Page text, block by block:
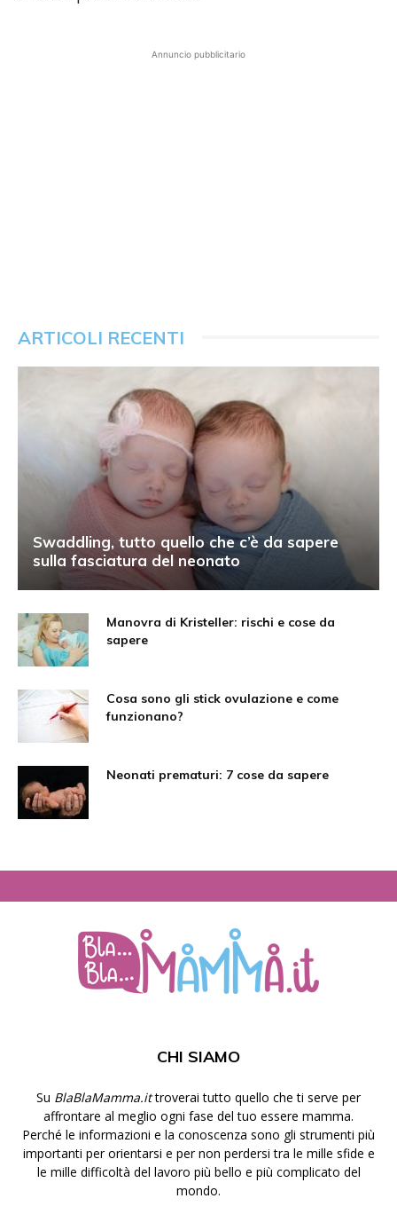
Annuncio pubblicitario
ARTICOLI RECENTI
Swaddling, tutto quello che c’è da sapere
sulla fasciatura del neonato
Manovra di Kristeller: rischi e cose da
sapere
Cosa sono gli stick ovulazione e come
funzionano?
Neonati prematuri: 7 cose da sapere
CHI SIAMO
Su BlaBlaMamma.ittroverai tutto quello che ti serve per
affrontare al meglio ogni fase del tuo essere mamma.
Perché le informazioni e la conoscenza sono gli strumenti più
importanti per orientarsi e per non perdersi tra le mille sfide e
le mille difficoltà del lavoro più bello e più complicato del
mondo.